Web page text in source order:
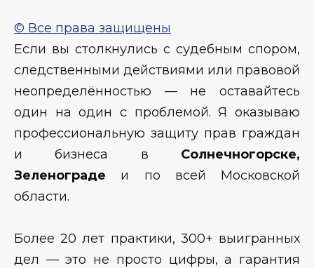
© Все права защищены
Если вы столкнулись с судебным спором,
следственными действиями или правовой
неопределённостью — не оставайтесь
один на один с проблемой. Я оказываю
профессиональную защиту прав граждан
и бизнеса в Солнечногорске,
Зеленограде и по всей Московской
области.
Более 20 лет практики, 300+ выигранных
дел — это не просто цифры, а гарантия